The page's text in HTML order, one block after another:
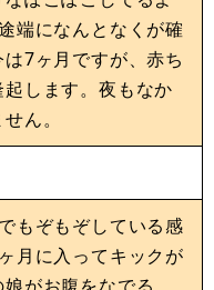
端になんとなくが確
7ヶ月ですが、赤ち
します。夜もなか
ん。
もぞもぞしている感
月に入ってキックが